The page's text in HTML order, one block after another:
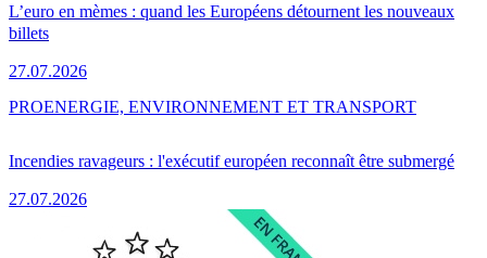
L’euro en mèmes : quand les Européens détournent les nouveaux
billets
27.07.2026
Incendies ravageurs : l'exécutif européen reconnaît être submergé
27.07.2026
PROENERGIE, ENVIRONNEMENT ET TRANSPORT